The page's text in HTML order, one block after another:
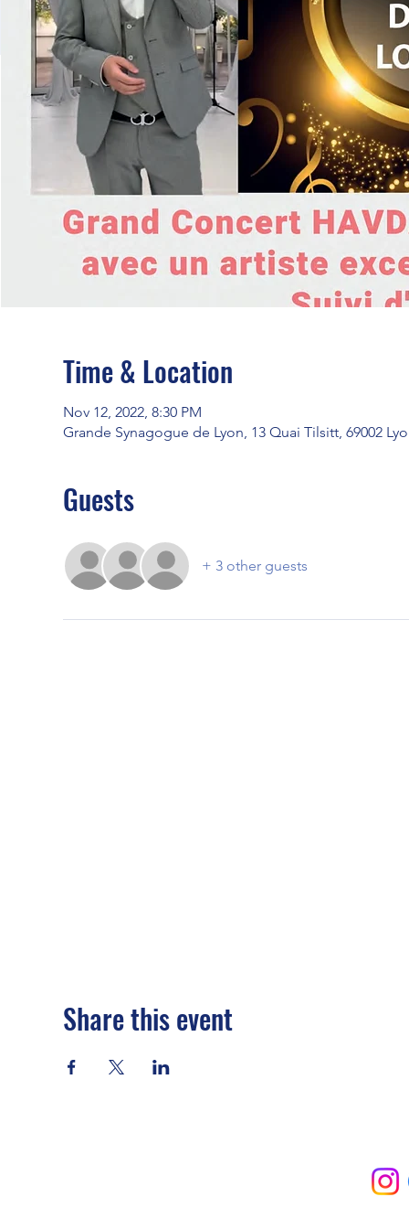
Time & Location
Nov 12, 2022, 8:30 PM
Grande Synagogue de Lyon, 13 Quai Tilsitt, 69002
Guests
+ 3 other guests
Share this event